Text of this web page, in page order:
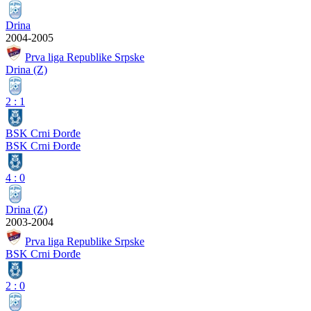
Drina
2004-2005
Prva liga Republike Srpske
Drina (Z)
2 : 1
BSK Crni Đorđe
BSK Crni Đorđe
4 : 0
Drina (Z)
2003-2004
Prva liga Republike Srpske
BSK Crni Đorđe
2 : 0